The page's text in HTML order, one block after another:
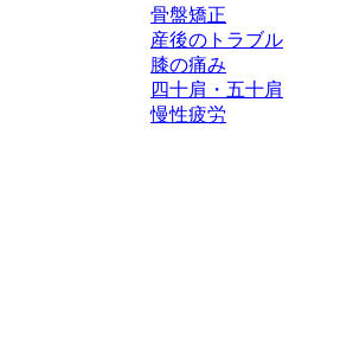
骨盤矯正
産後のトラブル
膝の痛み
四十肩・五十肩
慢性疲労